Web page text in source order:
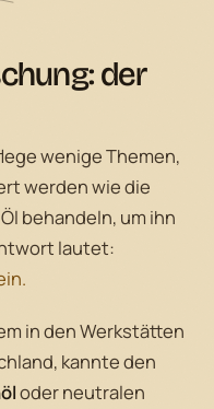
der
wenige Themen,
werden wie die
behandeln, um ihn
lautet:
in den Werkstätten
kannte den
oder neutralen